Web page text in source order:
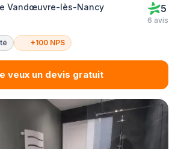
Vandœuvre-lès-Nancy 5
6 avis
+100 NPS
veux un devis gratuit